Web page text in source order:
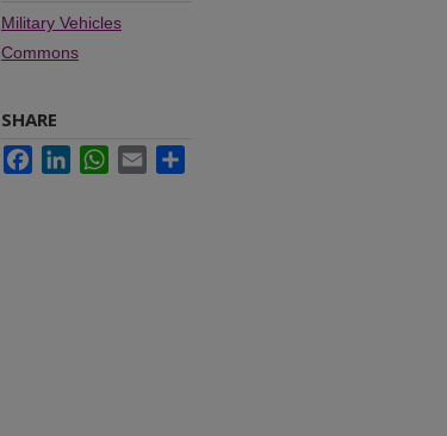
Military Vehicles
Commons
SHARE
FacebookLinkedInWhatsApp
Email